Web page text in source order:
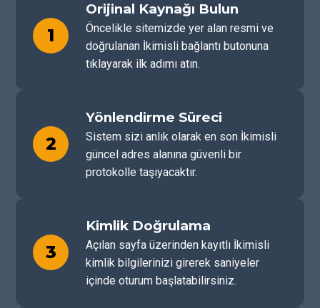
1
Orijinal Kaynağı Bulun
Öncelikle sitemizde yer alan resmi ve
doğrulanan İkimisli bağlantı butonuna
tıklayarak ilk adımı atın.
2
Yönlendirme Süreci
Sistem sizi anlık olarak en son İkimisli
güncel adres alanına güvenli bir
protokolle taşıyacaktır.
3
Kimlik Doğrulama
Açılan sayfa üzerinden kayıtlı İkimisli
kimlik bilgilerinizi girerek saniyeler
içinde oturum başlatabilirsiniz.